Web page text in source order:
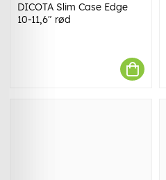
DICOTA Slim Case Edge
10-11,6" rød